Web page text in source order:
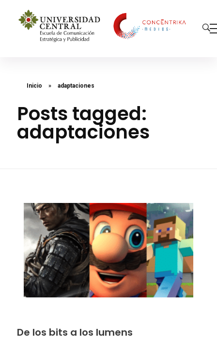
Inicio » adaptaciones
Posts tagged:
adaptaciones
De los bits a los lumens